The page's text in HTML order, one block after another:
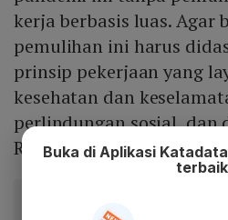
kerja berbasis luas. Agar
pemulihan ini harus
prinsip pekerjaan yang
kesehatan dan
perlindungan sosial, dan
Ryder.Buka di Aplikasi